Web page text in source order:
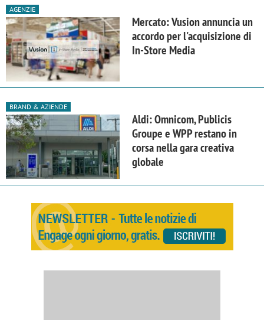
AGENZIE
Mercato: Vusion annuncia un
accordo per l'acquisizione di
In-Store Media
BRAND & AZIENDE
Aldi: Omnicom, Publicis
Groupe e WPP restano in
corsa nella gara creativa
globale